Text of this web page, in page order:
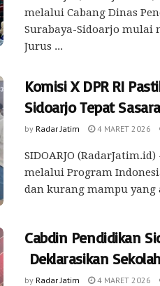
melalui Cabang Dinas
Surabaya-Sidoarjo mulai
Jurus ...
Komisi X DPR RI
Sidoarjo Tepat
by Radar Jatim 4 MARET 2026
SIDOARJO
melalui Program
dan kurang mampu yang
Cabdin Pendidikan
Deklarasikan
by Radar Jatim 4 MARET 2026